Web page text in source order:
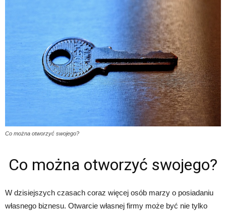
Co można otworzyć swojego?
Co można otworzyć swojego?
W dzisiejszych czasach coraz więcej osób marzy o posiadaniu
własnego biznesu. Otwarcie własnej firmy może być nie tylko